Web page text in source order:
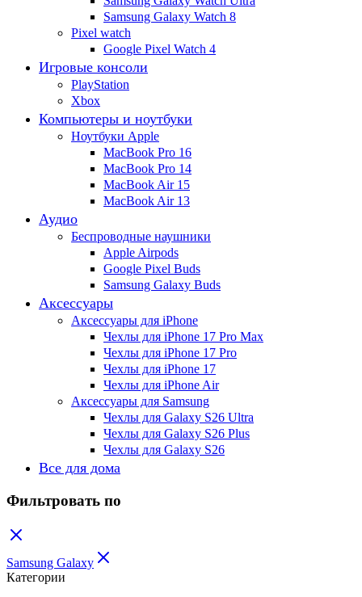
Samsung Galaxy Watch 8
Pixel watch
Google Pixel Watch 4
Игровые консоли
PlayStation
Xbox
Компьютеры и ноутбуки
Ноутбуки Apple
MacBook Pro 16
MacBook Pro 14
MacBook Air 15
MacBook Air 13
Аудио
Беспроводные наушники
Apple Airpods
Google Pixel Buds
Samsung Galaxy Buds
Аксессуары
Аксессуары для iPhone
Чехлы для iPhone 17 Pro Max
Чехлы для iPhone 17 Pro
Чехлы для iPhone 17
Чехлы для iPhone Air
Аксессуары для Samsung
Чехлы для Galaxy S26 Ultra
Чехлы для Galaxy S26 Plus
Чехлы для Galaxy S26
Все для дома
Фильтровать по
Samsung Galaxy
Категории